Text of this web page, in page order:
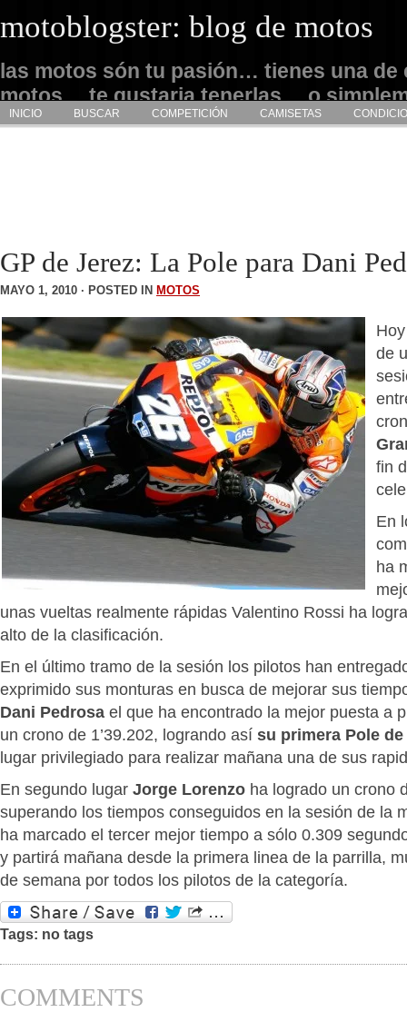
motoblogster: blog de motos
las motos són tu pasión… tienes una de
motos… te gustaria tenerlas… o
admirarlas… este es tu sitio
INICIO BUSCAR COMPETICIÓN CAMISETAS
GP de Jerez: La Pole para Dani
MAYO 1, 2010 · POSTED IN MOTOS
de
fin
En
ha
unas vueltas realmente rápidas Valentino Rossi ha
alto de la clasificación.
En el último tramo de la sesión los pilotos han
exprimido sus monturas en busca de mejorar sus
Dani Pedrosa el que ha encontrado la mejor puesta a
un crono de 1’39.202, logrando así su primera Pole
lugar privilegiado para realizar mañana una de sus
En segundo lugar Jorge Lorenzo ha logrado un crono
superando los tiempos conseguidos en la sesión de la
ha marcado el tercer mejor tiempo a sólo 0.309
y partirá mañana desde la primera linea de la parrilla,
de semana por todos los pilotos de la categoría.
Tags: no tags
COMMENTS